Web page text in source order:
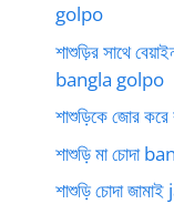
golpo
শাশুড়ির সাথে
bangla golpo
শাশুড়িকে জোর করে
শাশুড়ি মা চোদা
শাশুড়ি চোদা